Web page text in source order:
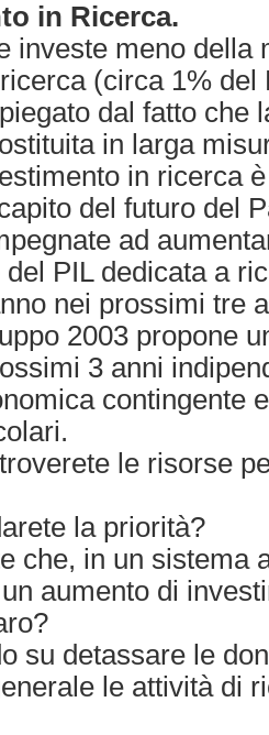
in Ricerca.
investe meno della
(circa 1% del
dal fatto che
in larga
in ricerca
del futuro del
ad
del PIL dedicata a
nei prossimi tre
2003 propone
3 anni
contingente
le risorse
la priorità?
che, in un sistema
aumento di
su detassare le
le attività di